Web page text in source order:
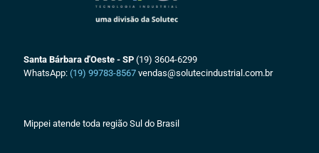
Santa Bárbara d'Oeste - SP (19) 3604-6299
WhatsApp: (19) 99783-8567 vendas@solutecindustrial.com.br
Mippei atende toda região Sul do Brasil